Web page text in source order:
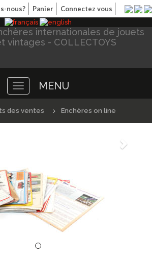
nous? Panier Connectez vous
Toggle
navigation
MENU
des ventes Enchères on line